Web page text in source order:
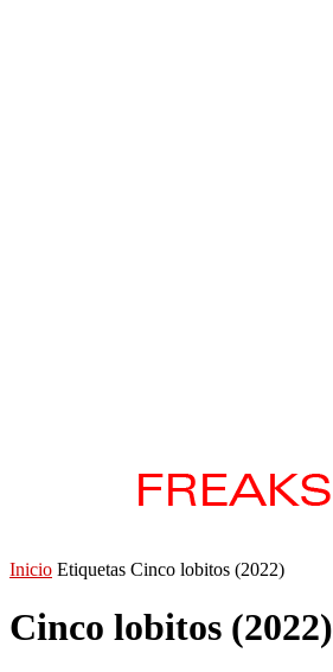
Inicio Etiquetas Cinco lobitos (2022)
Cinco lobitos (2022)